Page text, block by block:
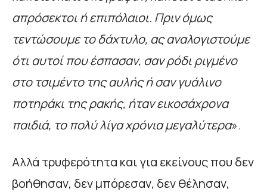
απρόσεκτοι ή επιπόλαιοι. Πριν όμως
τεντώσουμε το δάχτυλο, ας αναλογιστούμε
ότι αυτοί που έσπασαν, σαν ρόδι ριγμένο
στο τσιμέντο της αυλής ή σαν γυάλινο
ποτηράκι της ρακής, ήταν εικοσάχρονα
παιδιά, το πολύ λίγα χρόνια μεγαλύτερα».
Αλλά τρυφερότητα και για εκείνους που δεν
βοήθησαν, δεν μπόρεσαν, δεν θέλησαν,